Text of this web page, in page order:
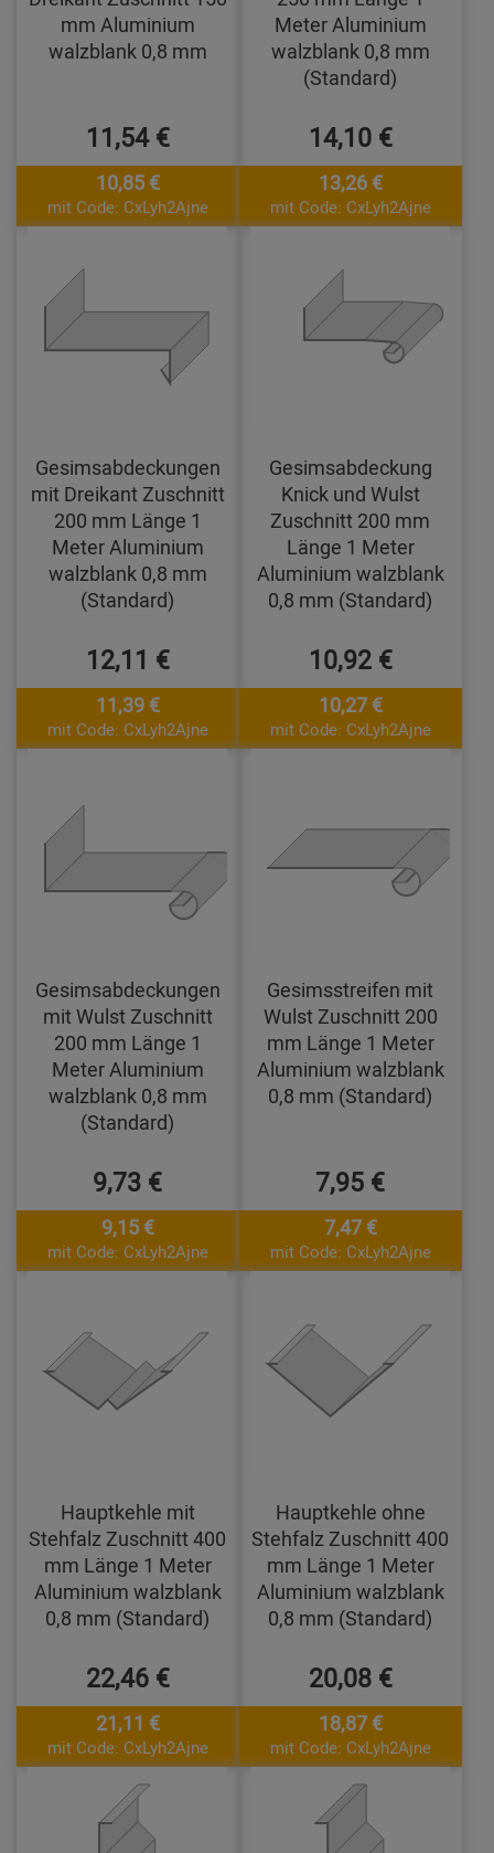
mm Aluminium
walzblank 0,8 mm
11,54 €
10,85 €
mit Code: CxLyh2Ajne
Meter Aluminium
walzblank 0,8 mm
(Standard)
14,10 €
13,26 €
mit Code: CxLyh2Ajne
Gesimsabdeckungen
mit Dreikant Zuschnitt
200 mm Länge 1
Meter Aluminium
walzblank 0,8 mm
(Standard)
12,11 €
11,39 €
mit Code: CxLyh2Ajne
Gesimsabdeckung
Knick und Wulst
Zuschnitt 200 mm
Länge 1 Meter
Aluminium walzblank
0,8 mm (Standard)
10,92 €
10,27 €
mit Code: CxLyh2Ajne
Gesimsabdeckungen
mit Wulst Zuschnitt
200 mm Länge 1
Meter Aluminium
walzblank 0,8 mm
(Standard)
9,73 €
9,15 €
mit Code: CxLyh2Ajne
Gesimsstreifen mit
Wulst Zuschnitt 200
mm Länge 1 Meter
Aluminium walzblank
0,8 mm (Standard)
7,95 €
7,47 €
mit Code: CxLyh2Ajne
Hauptkehle mit
Stehfalz Zuschnitt 400
mm Länge 1 Meter
Aluminium walzblank
0,8 mm (Standard)
22,46 €
21,11 €
mit Code: CxLyh2Ajne
Hauptkehle ohne
Stehfalz Zuschnitt 400
mm Länge 1 Meter
Aluminium walzblank
0,8 mm (Standard)
20,08 €
18,87 €
mit Code: CxLyh2Ajne